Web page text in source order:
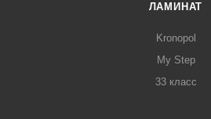
ЛАМИНАТ
Kronopol
My Step
33 класс